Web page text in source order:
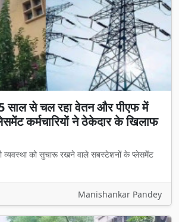
साल से चल रहा वेतन और पीएफ में
कर्मचारियों ने ठेकेदार के खिलाफ
व्यवस्था को सुचारू रखने वाले सबस्टेशनों के प्लेसमेंट
Manishankar Pandey